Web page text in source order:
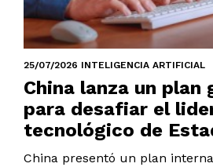
25/07/2026 INTELIGENCIA ARTIFICIAL
China lanza un plan
para desafiar el
tecnológico de
China presentó un plan